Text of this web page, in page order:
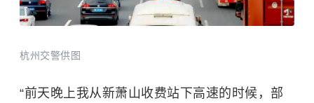
杭州交警供图
“前天晚上我从新萧山收费站下高速的时候，部